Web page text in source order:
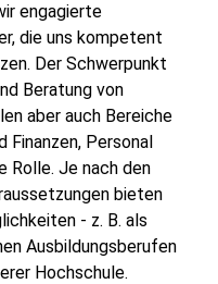
engagierte
die uns kompetent
Der Schwerpunkt
Beratung von
aber auch Bereiche
Finanzen, Personal
Rolle. Je nach den
bieten
- z. B. als
Ausbildungsberufen
Hochschule.